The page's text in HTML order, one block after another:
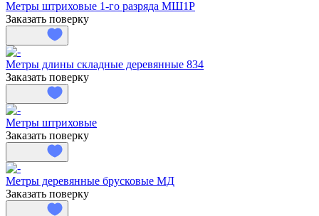
Метры штриховые 1-го разряда МШ1Р
Заказать поверку
Метры длины складные деревянные 834
Заказать поверку
Метры штриховые
Заказать поверку
Метры деревянные брусковые МД
Заказать поверку